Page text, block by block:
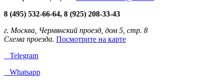
8 (495) 532-66-64, 8 (925) 208-33-43
г. Москва, Чермянский проезд, дом 5, стр. 8
Схема проезда. Посмотрите на карте
Telegram
Whatsapp